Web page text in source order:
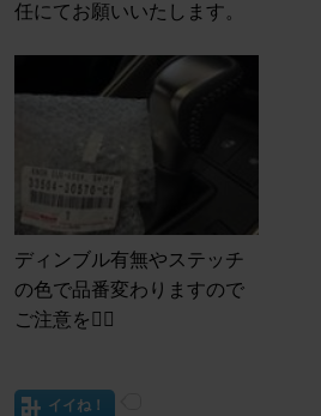
任にてお願いいたします。
ディンブル有無やステッチ
の色で品番変わりますので
ご注意を🙇‍♂️
イイね！